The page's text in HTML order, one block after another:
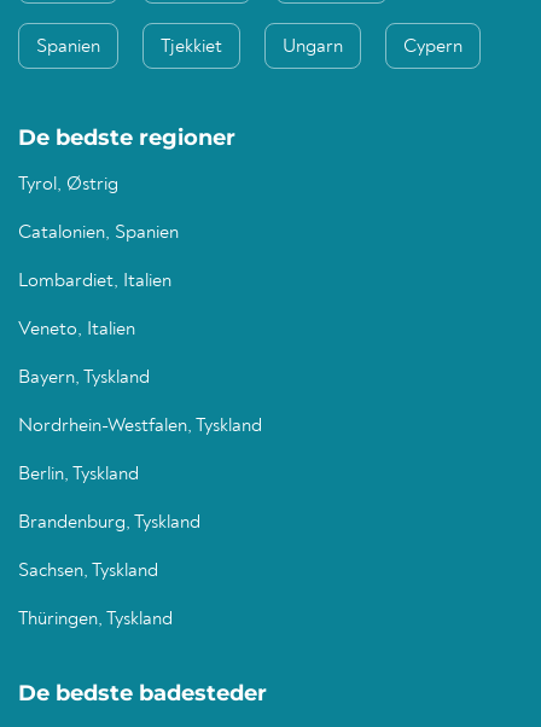
Spanien Tjekkiet Ungarn Cypern
De bedste regioner
Tyrol, Østrig
Catalonien, Spanien
Lombardiet, Italien
Veneto, Italien
Bayern, Tyskland
Nordrhein-Westfalen, Tyskland
Berlin, Tyskland
Brandenburg, Tyskland
Sachsen, Tyskland
Thüringen, Tyskland
De bedste badesteder